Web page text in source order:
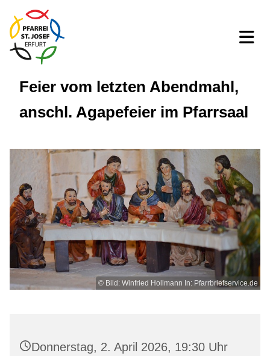
Feier vom letzten Abendmahl,
anschl. Agapefeier im Pfarrsaal
© Bild: Winfried Hollmann In: Pfarrbriefservice.de
Donnerstag, 2. April 2026, 19:30 Uhr